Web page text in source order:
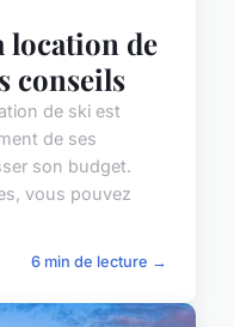
location de
conseils
de ski est
de ses
son budget.
vous pouvez
6 min de lecture →